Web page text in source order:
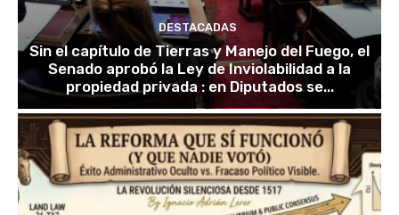
DESTACADAS
Sin el capítulo de Tierras y Manejo del Fuego, el
Senado aprobó la Ley de Inviolabilidad a la
propiedad privada : en Diputados se...